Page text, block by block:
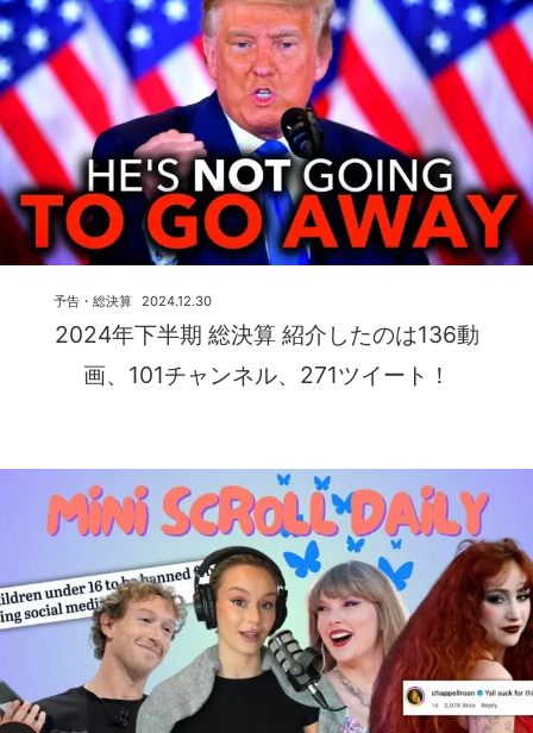
2024年下半期 総決算 紹介したのは136動
画、101チャンネル、271ツイート！
2024.12.30
予告・総決算